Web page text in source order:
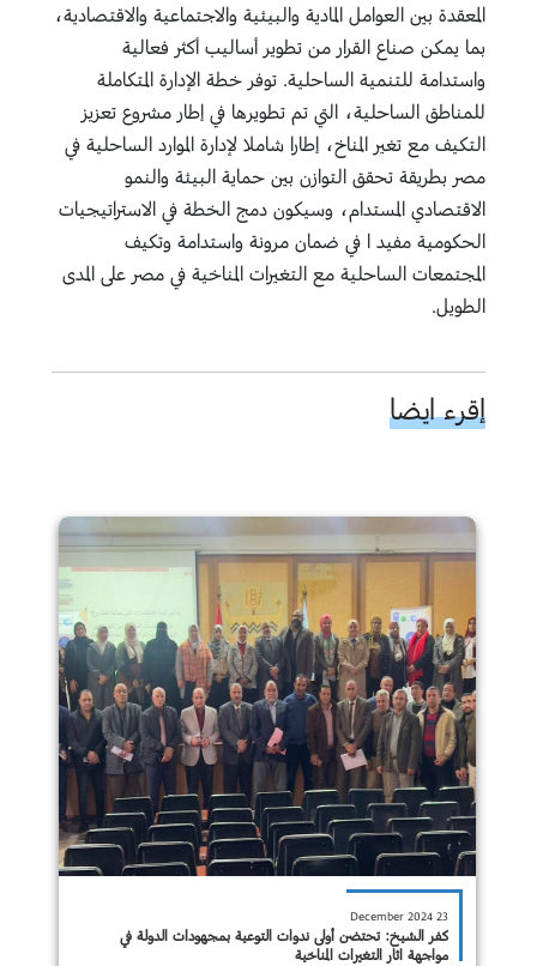
المعقدة بين العوامل المادية والبيئية والاجتماعية والاقتصادية،
بما يمكن صناع القرار من تطوير أساليب أكثر فعالية
واستدامة للتنمية الساحلية. توفر خطة الإدارة المتكاملة
للمناطق الساحلية، التي تم تطويرها في إطار مشروع تعزيز
التكيف مع تغير المناخ، إطارا شاملا لإدارة الموارد الساحلية في
مصر بطريقة تحقق التوازن بين حماية البيئة والنمو
الاقتصادي المستدام، وسيكون دمج الخطة في الاستراتيجيات
الحكومية مفيد ا في ضمان مرونة واستدامة وتكيف
المجتمعات الساحلية مع التغيرات المناخية في مصر على المدى
الطويل.
إقرء ايضا
23 December 2024
كفر الشيخ: تحتضن أولى ندوات التوعية بمجهودات الدولة في
مواجهة اثار التغيرات المناخية